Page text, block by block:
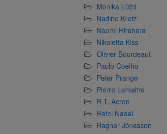
Monika Lüthi
Nadine Kretz
Naomi Hirahara
Nikoletta Kiss
Olivier Bourdeaut
Paulo Coelho
Peter Prange
Pierre Lemaitre
R.T. Acron
Rafel Nadal
Ragnar Jónasson